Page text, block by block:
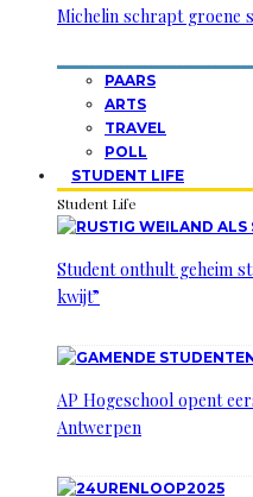
Michelin schrapt groene
PAARS
ARTS
TRAVEL
POLL
STUDENT LIFE
Student Life
Student onthult geheim
kwijt”
AP Hogeschool opent
Antwerpen